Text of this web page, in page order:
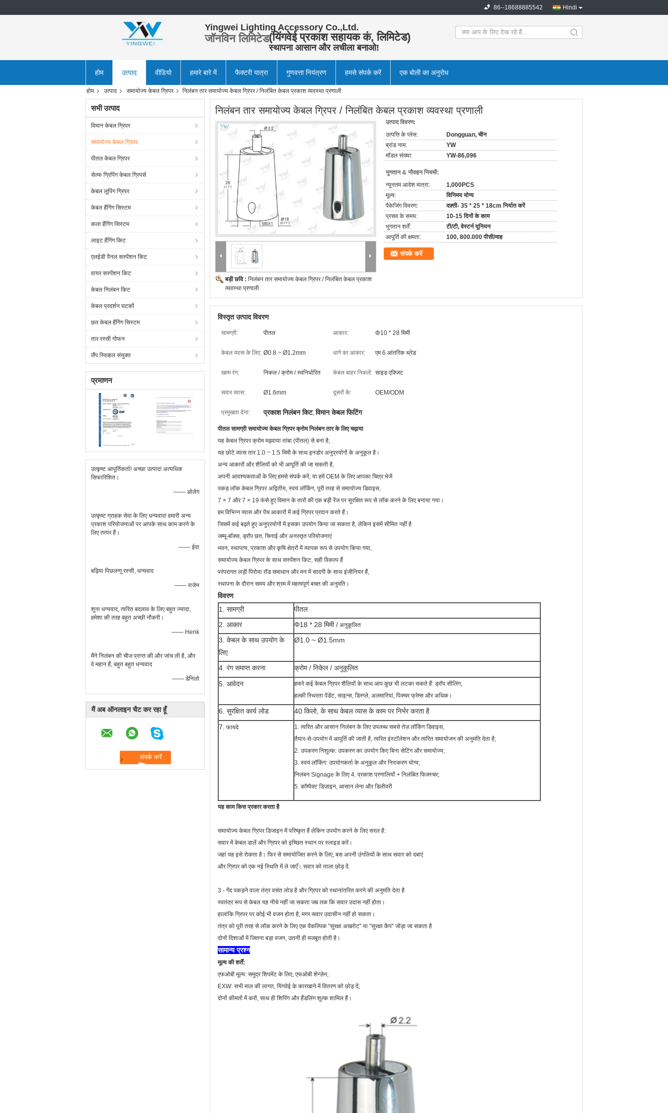
Hindi
86--18688885542
Yingwei Lighting Accessory Co.,Ltd.
जॉनविन लिमिटेड(यिंगवेई प्रकाश सहायक कं, लिमिटेड)
स्थापना आसान और लचीला बनाओ!
search
होम उत्पाद वीडियो हमारे बारे में फैक्टरी यात्रा गुणवत्ता नियंत्रण हमसे संपर्क करें एक बोली का अनुरोध
होम उत्पाद समायोज्य केबल ग्रिपर निलंबन तार समायोज्य केबल ग्रिपर / निलंबित केबल प्रकाश व्यवस्था प्रणाली
सभी उत्पाद
विमान केबल ग्रिपर
समायोज्य केबल ग्रिपर
पीतल केबल ग्रिपर
सेल्फ ग्रिपिंग केबल ग्रिपर्स
केबल लूपिंग ग्रिपर
केबल हैंगिंग सिस्टम
कला हैंगिंग सिस्टम
लाइट हैंगिंग किट
एलईडी पैनल सस्पेंशन किट
वायर सस्पेंशन किट
केबल निलंबन किट
केबल प्रदर्शन घटकों
छत केबल हैंगिंग सिस्टम
तार रस्सी गोफन
लैंप स्विव्हल संयुक्त
प्रमाणन
उत्कृष्ट आपूर्तिकर्ता! अच्छा उत्पाद! अत्यधिक
सिफारिशित।
—— ओलेग
उत्कृष्ट ग्राहक सेवा के लिए धन्यवाद! हमारी अन्य
प्रकाश परियोजनाओं पर आपके साथ काम करने के
लिए तत्पर हैं।
—— ईवा
बढ़िया पिछलग्गू रस्सी, धन्यवाद
—— राजेन
शुना धन्यवाद, त्वरित बदलाव के लिए बहुत ज्यादा,
हमेशा की तरह बहुत अच्छी नौकरी।
—— Henk
मैंने निलंबन की चीज प्राप्त की और जांच ली है, और
वे महान हैं, बहुत बहुत धन्यवाद
—— डेनिलो
मैं अब ऑनलाइन चैट कर रहा हूँ
निलंबन तार समायोज्य केबल ग्रिपर / निलंबित केबल प्रकाश व्यवस्था प्रणाली
बड़ी छवि : निलंबन तार समायोज्य केबल ग्रिपर / निलंबित केबल प्रकाश
व्यवस्था प्रणाली
उत्पाद विवरण:
उत्पत्ति के प्लेस:
Dongguan, चीन
ब्रांड नाम:
YW
मॉडल संख्या:
YW-86,096
भुगतान & नौवहन नियमों:
न्यूनतम आदेश मात्रा:
1,000PCS
मूल्य:
विनिमय योग्य
पैकेजिंग विवरण:
दफ़्ती- 35 * 25 * 18cm निर्यात करें
प्रसव के समय:
10-15 दिनों के काम
भुगतान शर्तें:
टी/टी, वेस्टर्न यूनियन
आपूर्ति की क्षमता:
100, 800.000 पीसी/माह
संपर्क करें
विस्तृत उत्पाद विवरण
सामग्री: पीतल आकार: Φ10 * 28 मिमी
केबल व्यास के लिए: Ø0.8 ~ Ø1.2mm धागे का आकार: एम 6 आंतरिक थ्रेड
खत्म रंग: निकल / क्रोम / स्वनिर्धारित केबल बाहर निकलें: साइड एक्जिट
सवार व्यास: Ø1.6mm दूसरों के: OEM/ODM
प्रमुखता देना: प्रकाश निलंबन किट,विमान केबल फिटिंग
पीतल सामग्री समायोज्य केबल ग्रिपर क्रोम निलंबन तार के लिए चढ़ाया
यह केबल ग्रिपर क्रोम मढ़वाया तांबा (पीतल) से बना है,
यह छोटे व्यास तार 1.0 ~ 1.5 मिमी के साथ इनडोर अनुप्रयोगों के अनुकूल है।
अन्य आकारों और शैलियों को भी आपूर्ति की जा सकती है,
अपनी आवश्यकताओं के लिए हमसे संपर्क करें, या हमें OEM के लिए आपका चित्र भेजें
पकड़ लॉक केबल ग्रिपर अद्वितीय, स्वयं लॉकिंग, पूरी तरह से समायोज्य डिवाइस,
7 × 7 और 7 × 19 फंसे हुए विमान के तारों की एक बड़ी रेंज पर सुरक्षित रूप से लॉक करने के लिए बनाया गया।
हम विभिन्न व्यास और पेंच आकारों में कई ग्रिपर प्रदान करते हैं।
जिसमें कई बढ़ते हुए अनुप्रयोगों में इसका उपयोग किया जा सकता है, लेकिन इसमें सीमित नहीं है
जम्मू-बॉक्स, ड्रॉप छत, चिनाई और अनस्तृत परियोजनाएं
भवन, स्थापत्य, प्रकाश और कृषि क्षेत्रों में व्यापक रूप से उपयोग किया गया,
समायोज्य केबल ग्रिपर के साथ सस्पेंशन किट, सही विकल्प हैं
परंपरागत लड़ी पिरोया रॉड समाधान और मन में सादगी के साथ इंजीनियर हैं,
स्थापना के दौरान समय और श्रम में महत्वपूर्ण बचत की अनुमति।
विवरण
1. सामग्री
पीतल
2. आकार
Φ18 * 28 मिमी / अनुकूलित
3. केबल के साथ उपयोग के
लिए
Ø1.0 ~ Ø1.5mm
4. रंग समाप्त करना
क्रोम / निकेल / अनुकूलित
5. आवेदन
हमारे कई केबल ग्रिपर शैलियों के साथ आप कुछ भी लटका सकते हैं: ड्रॉप सीलिंग,
हल्की स्थिरता पेंडेंट, साइन्स, डिस्प्ले, अलमारियां, पिक्चर फ्रेम्स और अधिक।
6. सुरक्षित कार्य लोड
40 किलो, के साथ केबल व्यास के काम पर निर्भर करता है
7. फायदे
1. त्वरित और आसान निलंबन के लिए उपलब्ध सबसे तेज़ लॉकिंग डिवाइस,
तैयार-से-उपयोग में आपूर्ति की जाती है, त्वरित इंस्टॉलेशन और त्वरित समायोजन की अनुमति देता है;
2. उपकरण निशुल्क: उपकरण का उपयोग किए बिना सेटिंग और समायोज्य;
3. स्वयं लॉकिंग: उपयोगकर्ता के अनुकूल और निराकरण योग्य;
निलंबन Signage के लिए 4. प्रकाश प्रणालियों + निलंबित फिक्स्चर;
5. कॉम्पैक्ट डिज़ाइन, आसान लेना और डिलीवरी
यह काम किस प्रकार करता है
समायोज्य केबल ग्रिपर डिजाइन में परिष्कृत हैं लेकिन उपयोग करने के लिए सरल है:
सवार में केबल डालें और ग्रिपर को इच्छित स्थान पर स्लाइड करें।
जहां यह इसे रोकता है। फिर से समायोजित करने के लिए, बस अपनी उंगलियों के साथ सवार को दबाएं
और ग्रिपर को एक नई स्थिति में ले जाएँ। सवार को ताला छोड़ दें
3 - गेंद पकड़ने वाला तंत्र वसंत लोड है और ग्रिपर को स्थानांतरित करने की अनुमति देता है
स्वतंत्र रूप से केबल यह नीचे नहीं जा सकता जब तक कि सवार उदास नहीं होता।
हालांकि ग्रिपर पर कोई भी वजन होता है, मगर सवार उदासीन नहीं हो सकता।
तंत्र को पूरी तरह से लॉक करने के लिए एक वैकल्पिक "सुरक्षा अखरोट" या "सुरक्षा कैप" जोड़ा जा सकता है
दोनों दिशाओं में जितना बड़ा वजन, उतनी ही मजबूत होती है।
सामान्य प्रश्न
मूल्य की शर्तें:
एफओबी मूल्य: समुद्र शिपमेंट के लिए, एफओबी शेन्ज़ेन;
EXW: सभी माल की लागत, यिंगवेई के कारखाने में वितरण को छोड़ दें;
दोनों कीमतों में करों, साथ ही शिपिंग और हैंडलिंग शुल्क शामिल हैं।